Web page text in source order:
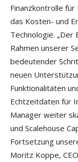
Finanzkontrolle
das Kosten- und
Technologie. „Der
Rahmen unserer
bedeutender
neuen
Funktionalitäten
Echtzeitdaten für
Manager weiter
und Scalehouse
Fortsetzung
Moritz Koppe, CEO